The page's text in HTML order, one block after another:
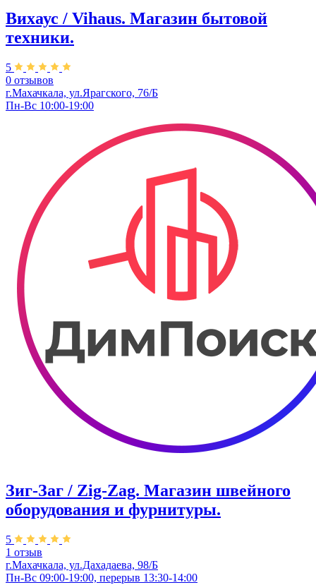
Вихаус / Vihaus. ​Магазин бытовой
техники.
5
0 отзывов
г.Махачкала, ул.Ярагского, 76/Б
Пн-Вс 10:00-19:00
Зиг-Заг / Zig-Zag. Магазин швейного
оборудования и фурнитуры.
5
1 отзыв
г.Махачкала, ул.Дахадаева, 98/Б
Пн-Вс 09:00-19:00, перерыв 13:30-14:00